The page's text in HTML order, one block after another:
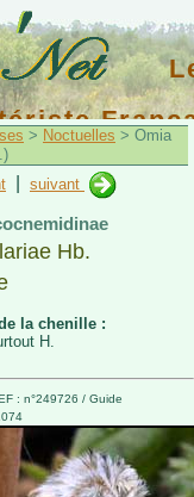
> Noctuelles > Omia
suivant
Hb.
la chenille :
H.
: n°249726 / Guide